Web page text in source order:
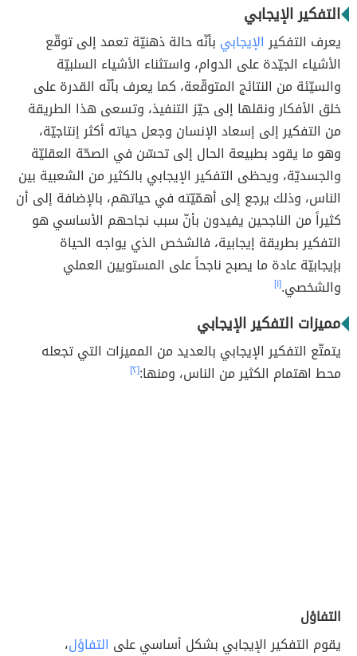
التفكير الإيجابي
يعرف التفكيرالإيجابي بأنّه حالة ذهنيّة تعمد إلى توقّع
الأشياء الجيّدة على الدوام، واستثناء الأشياء السلبيّة
والسيّئة من النتائج المتوقّعة، كما يعرف بأنّه القدرة على
خلق الأفكار ونقلها إلى حيّز التنفيذ، وتسعى هذا الطريقة
من التفكير إلى إسعاد الإنسان وجعل حياته أكثر إنتاجيّة،
وهو ما يقود بطبيعة الحال إلى تحسّن في الصحّة العقليّة
والجسديّة، ويحظى التفكير الإيجابي بالكثير من الشعبية بين
الناس، وذلك يرجع إلى أهمّيّته في حياتهم، بالإضافة إلى أن
كثيراً من الناجحين يفيدون بأنّ سبب نجاحهم الأساسي هو
التفكير بطريقة إيجابية، فالشخص الذي يواجه الحياة
بإيجابيّة عادة ما يصبح ناجحاً على المستويين العملي
والشخصي.[١]
مميزات التفكير الإيجابي
يتمتّع التفكير الإيجابي بالعديد من المميزات التي تجعله
محط اهتمام الكثير من الناس، ومنها:[٢]
التفاؤل
يقوم التفكير الإيجابي بشكل أساسي على التفاؤل،